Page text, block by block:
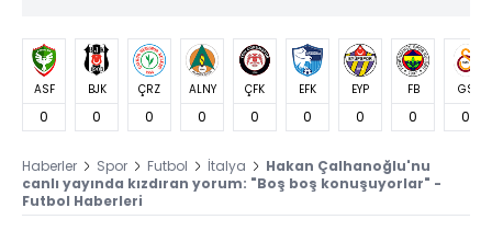
ASF
0
BJK
0
ÇRZ
0
ALNY
0
ÇFK
0
EFK
0
EYP
0
FB
0
GS
0
Haberler Spor Futbol İtalya
Hakan Çalhanoğlu'nu
canlı yayında kızdıran yorum: "Boş boş konuşuyorlar" -
Futbol Haberleri